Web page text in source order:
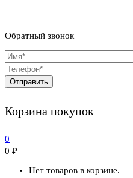
Обратный звонок
Корзина покупок
0
0 ₽
Нет товаров в корзине.